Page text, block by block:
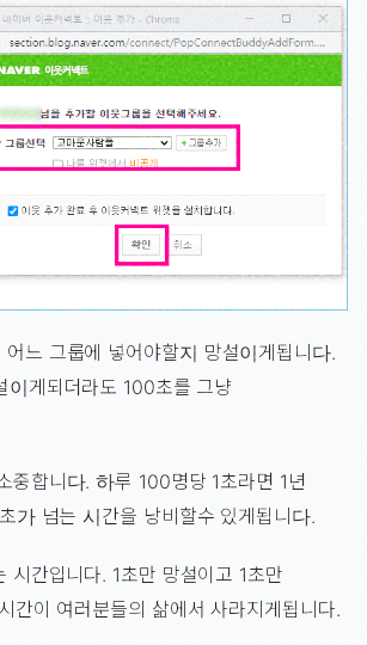
느 그룹에 넣어야할지 망설이게됩니다.
이게되더라도 100초를 그냥
중합니다. 하루 100명당 1초라면 1년
가 넘는 시간을 낭비할수 있게됩니다.
시간입니다. 1초만 망설이고 1초만
간이 여러분들의 삶에서 사라지게됩니다.